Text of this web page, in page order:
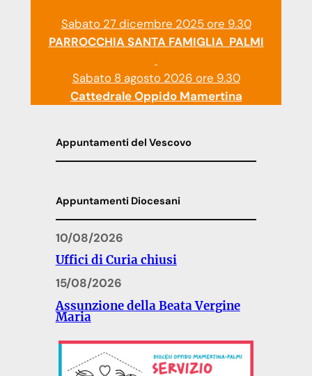
Sabato 27 dicembre 2025 ore 9.30
PARROCCHIA SANTA FAMIGLIA PALMI
Sabato 8 agosto 2026 ore 9.30
Cattedrale Oppido Mamertina
Appuntamenti del Vescovo
Appuntamenti Diocesani
10/08/2026
Uffici di Curia chiusi
15/08/2026
Assunzione della Beata Vergine
Maria